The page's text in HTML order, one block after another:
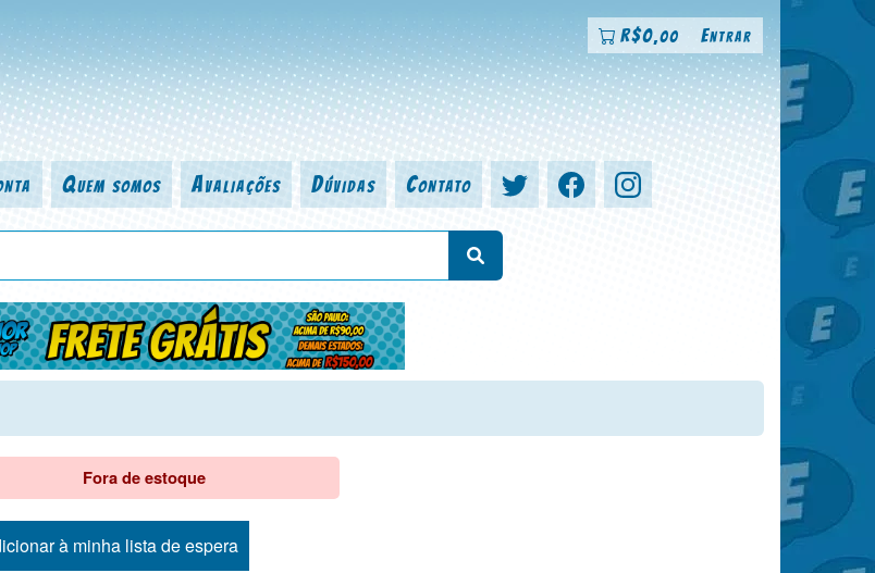
R$0,00 Entrar
Quem somos Avaliações Dúvidas Contato
personagem, série, escritor, desenhista, arte-finalista, colorista
Fora de estoque
à minha lista de espera